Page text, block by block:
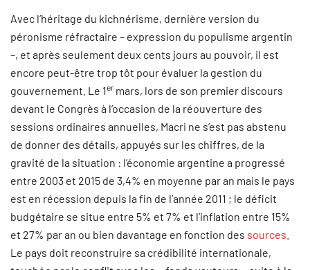
Avec l’héritage du kichnérisme, dernière version du
péronisme réfractaire – expression du populisme argentin
–, et après seulement deux cents jours au pouvoir, il est
encore peut-être trop tôt pour évaluer la gestion du
gouvernement. Le 1er mars, lors de son premier discours
devant le Congrès à l’occasion de la réouverture des
sessions ordinaires annuelles, Macri ne s’est pas abstenu
de donner des détails, appuyés sur les chiffres, de la
gravité de la situation : l’économie argentine a progressé
entre 2003 et 2015 de 3,4% en moyenne par an mais le pays
est en récession depuis la fin de l’année 2011 ; le déficit
budgétaire se situe entre 5% et 7% et l’inflation entre 15%
et 27% par an ou bien davantage en fonction des sources
Le pays doit reconstruire sa crédibilité internationale,